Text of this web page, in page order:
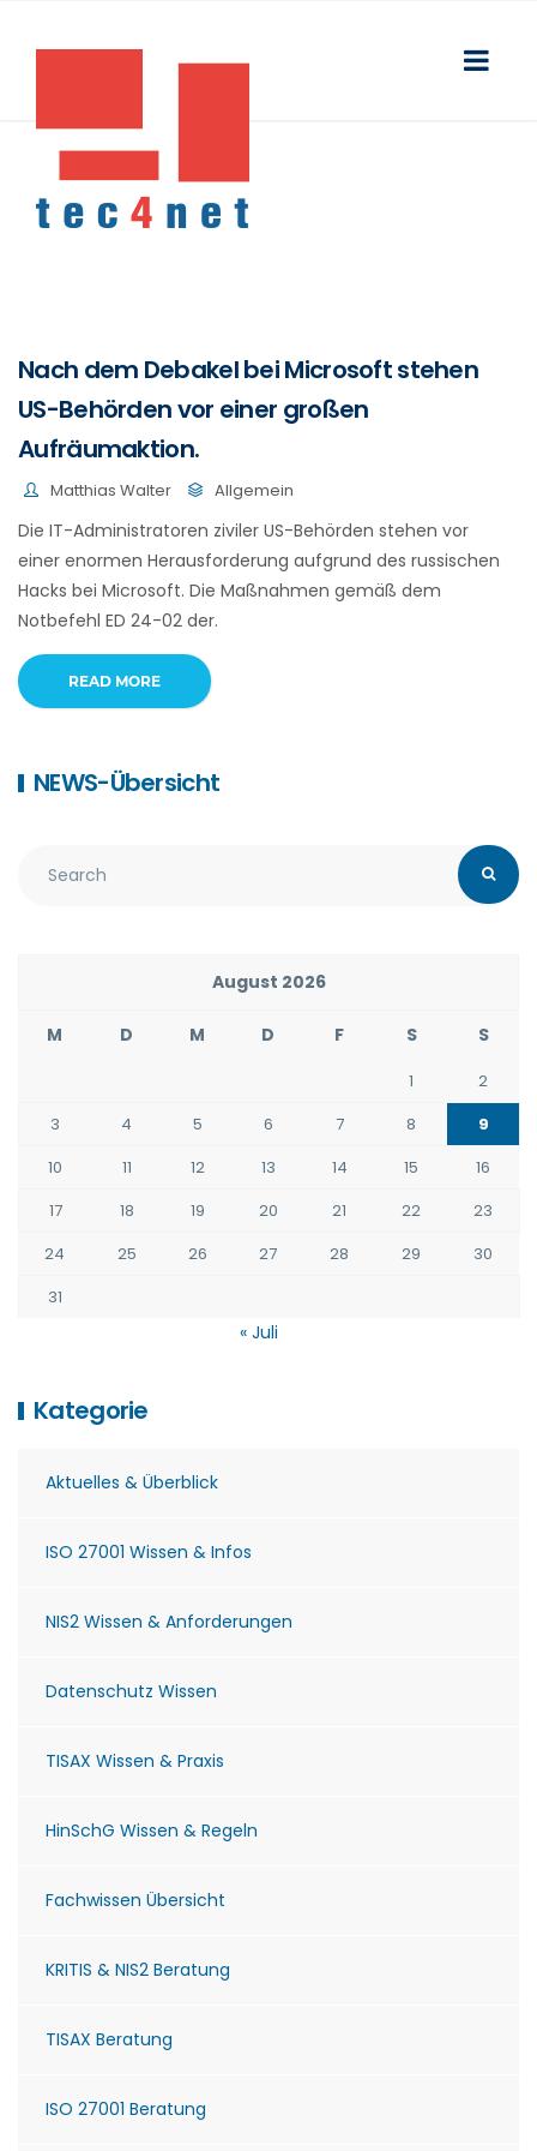
Nach dem Debakel bei Microsoft stehen
US-Behörden vor einer großen
Aufräumaktion.
Matthias Walter Allgemein
Die IT-Administratoren ziviler US-Behörden stehen vor
einer enormen Herausforderung aufgrund des russischen
Hacks bei Microsoft. Die Maßnahmen gemäß dem
Notbefehl ED 24-02 der.
READ MORE
NEWS-Übersicht
August 2026
M D M D F S S
1
2
3
4 5 6 7 8
9
10
11 12 13 14 15
16
17
18 19 20 21 22
23
24
25 26 27 28 29
30
31
« Juli
Kategorie
Aktuelles & Überblick
ISO 27001 Wissen & Infos
NIS2 Wissen & Anforderungen
Datenschutz Wissen
TISAX Wissen & Praxis
HinSchG Wissen & Regeln
Fachwissen Übersicht
KRITIS & NIS2 Beratung
TISAX Beratung
ISO 27001 Beratung